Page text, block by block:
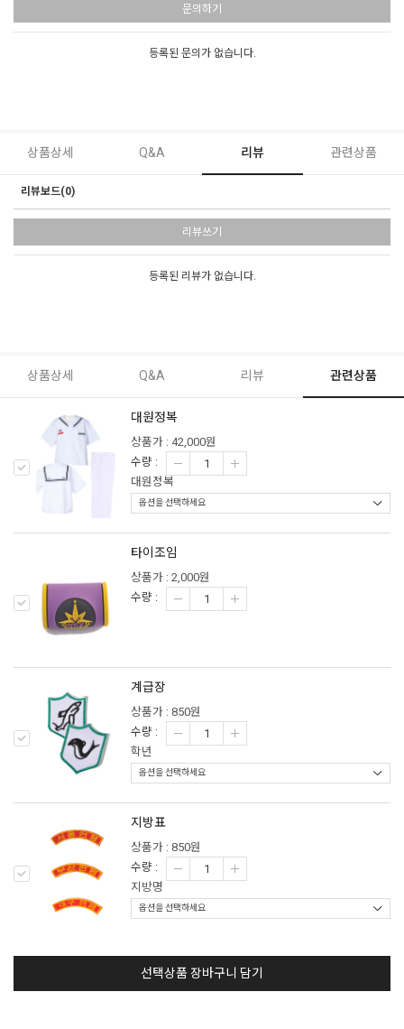
문의하기
등록된 문의가 없습니다.
상품상세 Q&A 리뷰 관련상품
리뷰보드(0)
리뷰쓰기
등록된 리뷰가 없습니다.
상품상세 Q&A 리뷰 관련상품
대원정복
상품가 : 42,000원
수량 :
대원정복
타이조임
상품가 : 2,000원
수량 :
계급장
상품가 : 850원
수량 :
학년
지방표
상품가 : 850원
수량 :
지방명
선택상품 장바구니 담기